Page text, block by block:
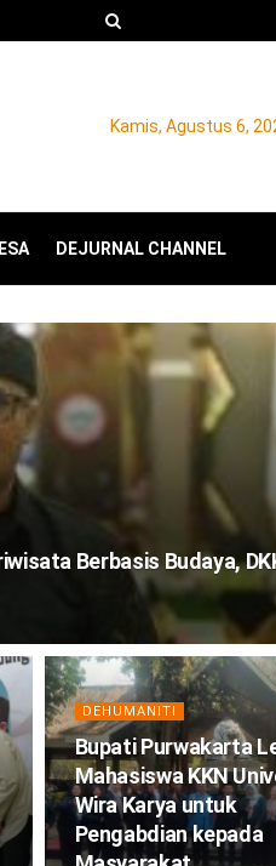
Kamis, Agustus 6,
DEJURNAL CHANNEL
Berbasis Budaya,
DEHUMANITI
Bupati Purwakarta
Mahasiswa KKN
Wira Karya untuk
Pengabdian kepada